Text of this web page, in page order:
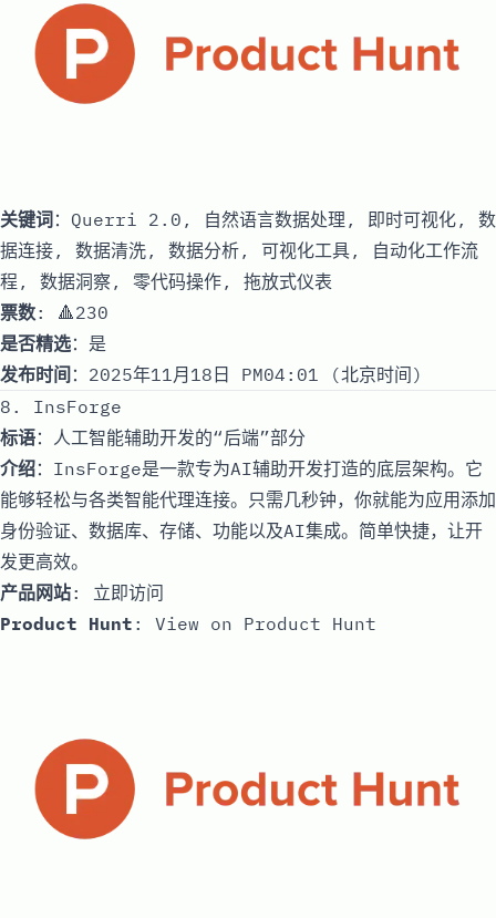
关键词 ：Querri 2.0, 自然语言数据处理, 即时可视化, 数
据连接, 数据清洗, 数据分析, 可视化工具, 自动化工作流
程, 数据洞察, 零代码操作, 拖放式仪表
票数: 🔺230
是否精选：是
发布时间 ：2025年11月18日 PM04:01 (北京时间)
8. InsForge
标语：人工智能辅助开发的“后端”部分
介绍：InsForge是一款专为AI辅助开发打造的底层架构。它
能够轻松与各类智能代理连接。只需几秒钟，你就能为应用添加
身份验证、数据库、存储、功能以及AI集成。简单快捷，让开
发更高效。
产品网站: 立即访问
Product Hunt : View on Product Hunt